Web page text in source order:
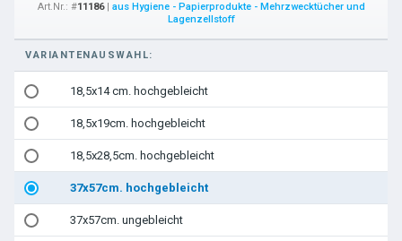
Art.Nr.: #11186| aus Hygiene - Papierprodukte - Mehrzwecktücher und
Lagenzellstoff
VARIANTENAUSWAHL:
18,5x14 cm. hochgebleicht
18,5x19cm. hochgebleicht
18,5x28,5cm. hochgebleicht
37x57cm. hochgebleicht
37x57cm. ungebleicht